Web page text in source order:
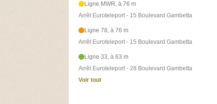
Ligne MWR, à 76 m
Arrêt Euroteleport - 15 Boulevard Gambetta
Ligne 78, à 76 m
Arrêt Euroteleport - 15 Boulevard Gambetta
Ligne 33, à 63 m
Arrêt Euroteleport - 28 Boulevard Gambetta
Voir tout